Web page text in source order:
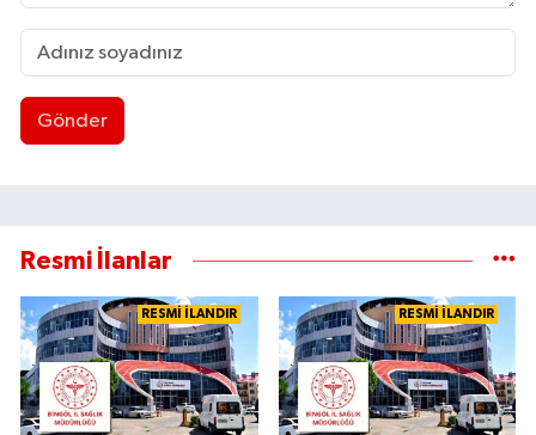
Gönder
Resmi İlanlar
RESMİ İLANDIR RESMİ İLANDIR